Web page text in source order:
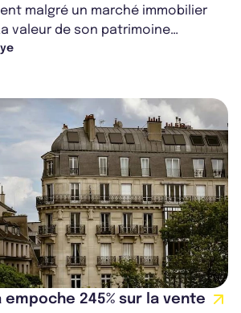
malgré un marché immobilier
valeur de son patrimoine
à périmètre constan...
empoche 245% sur la vente